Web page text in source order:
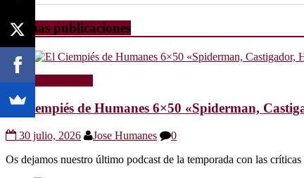
Últimas publicaciones
Radio
El Ciempiés de Humanes 6×50 «Spiderman,
30 julio, 2026 Jose Humanes
0
Os dejamos nuestro último podcast de la temporada con las